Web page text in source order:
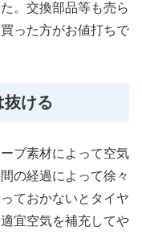
。交換部品等も売ら
った方がお値打ちで
ける
ブ素材によって空気
の経過によって徐々
ておかないとタイヤ
宜空気を補充してや